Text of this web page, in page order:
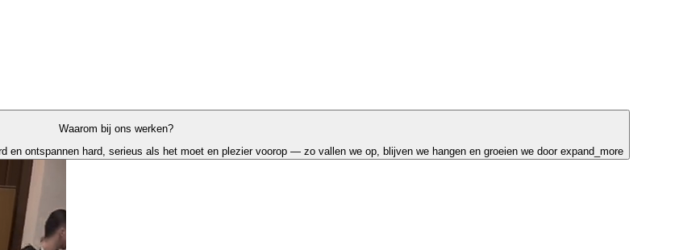
Waarom bij ons werken?
en ontspannen hard, serieus als het moet en plezier voorop — zo vallen we op, blijven we hangen en groeien we door expand_more